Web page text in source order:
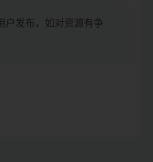
户发布，如对资源有争